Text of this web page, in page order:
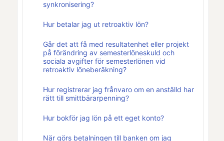
synkronisering?
Hur betalar jag ut retroaktiv lön?
Går det att få med resultatenhet eller projekt
på förändring av semesterlöneskuld och
sociala avgifter för semesterlönen vid
retroaktiv löneberäkning?
Hur registrerar jag frånvaro om en anställd har
rätt till smittbärarpenning?
Hur bokför jag lön på ett eget konto?
När görs betalningen till banken om jag